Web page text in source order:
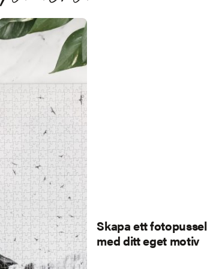
Skapa ett fotopussel
med ditt eget motiv